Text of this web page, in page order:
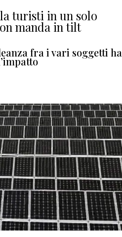
turisti in un solo
manda in tilt
fra i vari soggetti ha